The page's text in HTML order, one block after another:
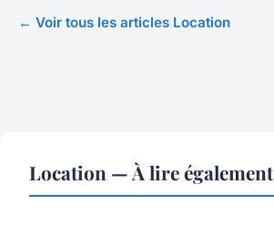
← Voir tous les articles Location
Location — À lire également